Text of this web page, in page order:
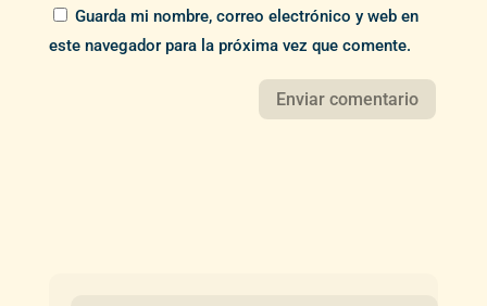
Guarda mi nombre, correo electrónico y web en
este navegador para la próxima vez que comente.